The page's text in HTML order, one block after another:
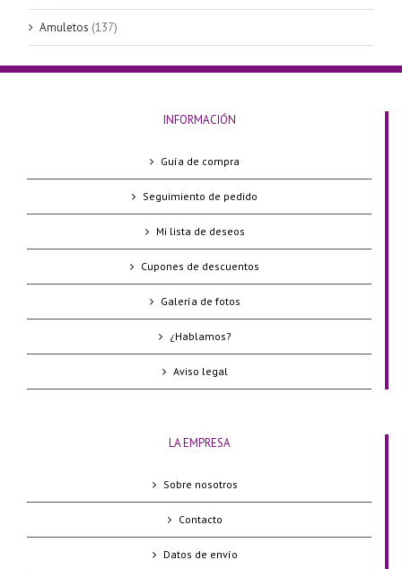
Amuletos (137)
INFORMACIÓN
Guía de compra
Seguimiento de pedido
Mi lista de deseos
Cupones de descuentos
Galería de fotos
¿Hablamos?
Aviso legal
LA EMPRESA
Sobre nosotros
Contacto
Datos de envío